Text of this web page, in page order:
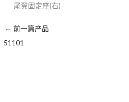
尾翼固定座(右)
← 前一篇产品
51101